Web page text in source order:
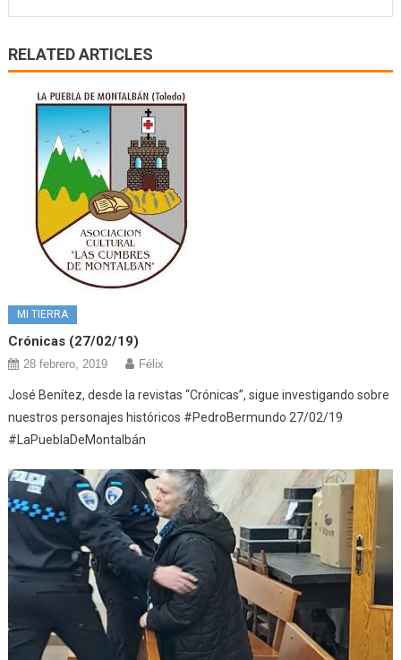
RELATED ARTICLES
MI TIERRA
Crónicas (27/02/19)
28 febrero, 2019 Félix
José Benítez, desde la revistas “Crónicas”, sigue investigando sobre
nuestros personajes históricos #PedroBermundo 27/02/19
#LaPueblaDeMontalbán